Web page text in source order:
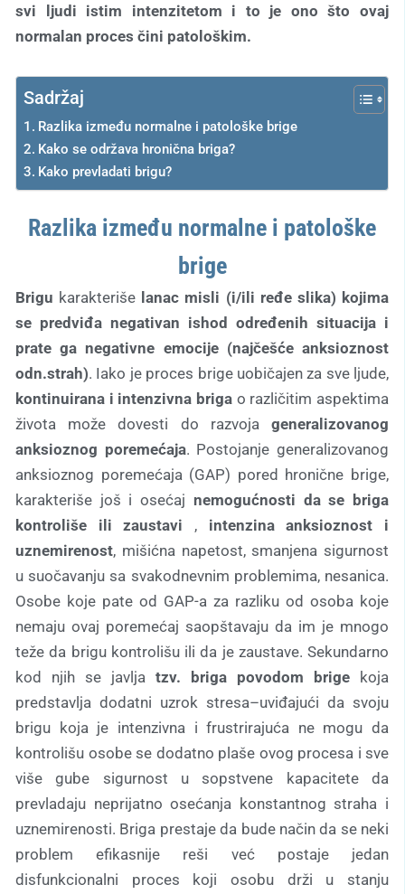
svi ljudi istim intenzitetom i to je ono što ovaj
normalan proces čini patološkim.
Sadržaj
Razlika između normalne i patološke brige
Kako se održava hronična briga?
Kako prevladati brigu?
Razlika između normalne i patološke
brige
Brigu karakteriše lanac misli (i/ili ređe slika) kojima
se predviđa negativan ishod određenih situacija i
prate ga negativne emocije (najčešće anksioznost
odn.strah). Iako je proces brige uobičajen za sve ljude,
kontinuirana i intenzivna briga o različitim aspektima
života može dovesti do razvoja generalizovanog
anksioznog poremećaja. Postojanje generalizovanog
anksioznog poremećaja (GAP) pored hronične brige,
karakteriše još i osećaj nemogućnosti da se briga
kontroliše ili zaustavi , intenzina anksioznost i
uznemirenost, mišićna napetost, smanjena sigurnost
u suočavanju sa svakodnevnim problemima, nesanica.
Osobe koje pate od GAP-a za razliku od osoba koje
nemaju ovaj poremećaj saopštavaju da im je mnogo
teže da brigu kontrolišu ili da je zaustave. Sekundarno
kod njih se javlja tzv. briga povodom brige koja
predstavlja dodatni uzrok stresa–uviđajući da svoju
brigu koja je intenzivna i frustrirajuća ne mogu da
kontrolišu osobe se dodatno plaše ovog procesa i sve
više gube sigurnost u sopstvene kapacitete da
prevladaju neprijatno osećanja konstantnog straha i
uznemirenosti. Briga prestaje da bude način da se neki
problem efikasnije reši već postaje jedan
disfunkcionalni proces koji osobu drži u stanju